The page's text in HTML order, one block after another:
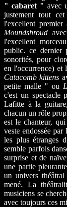
" cabaret " avec
justement tout
l'excellent premier
Moundshroud
l'excellent morceau
public. ce dernier
sonorités, pour
en l'occurrence) et
Catacomb kittens
petite malle " ou
c'est un spectacle
Lafitte à la
chacun un rôle
est le chanteur,
veste endossée
les plus étranges
semble parfois
surprise et de
une partie
un univers
mené. La
musiciens se
avec toujours ces